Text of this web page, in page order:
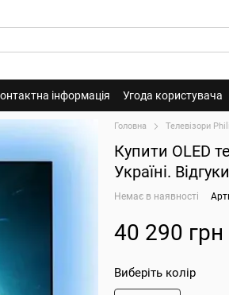
інформація Угода користувача
Головна Телевізори
Купити ОLED
Україні.
Немає в наявності
40 290 грн
Виберіть колір